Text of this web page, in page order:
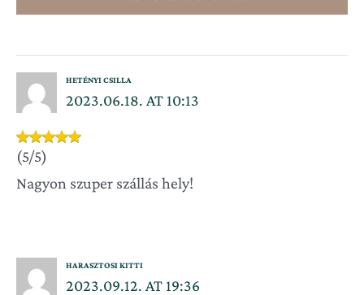
HETÉNYI CSILLA
2023.06.18. AT 10:13
(5/5)
Nagyon szuper szállás hely!
HARASZTOSI KITTI
2023.09.12. AT 19:36